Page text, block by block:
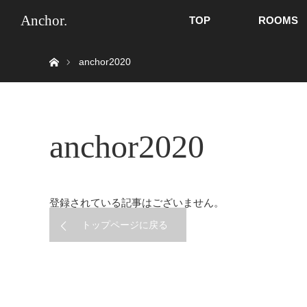
Anchor. TOP ROOMS
anchor2020
anchor2020
登録されている記事はございません。
トップページに戻る